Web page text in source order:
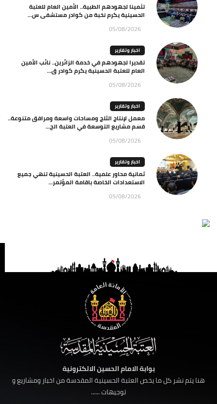
تثمينا لجهودهم الطبية.. الأمين العام للعتبة
الحسينية يكرم نخبة من كوادر مستشفى س...
05/08/2026
اخبار وتقارير
تقديرا لجهودهم في خدمة الزائرين.. نائب الأمين
العام للعتبة الحسينية يكرم كوادر ق...
05/08/2026
اخبار وتقارير
معمل لإنتاج الثلج ومساحات واسعة ومرافق متنوعة..
قسم مشاريع التوسعة في العتبة الح...
05/08/2026
اخبار وتقارير
ثمانية محاور علمية.. العتبة الحسينية تنهي جميع
الاستعدادات الخاصة باقامة المؤتمر...
05/08/2026
بوابة الامام الحسين الالكترونية
هنا يتم نشر كل ما يخص العتبة الحسينية المقدسة من اخبار ومشاريع و
توجيهات ......